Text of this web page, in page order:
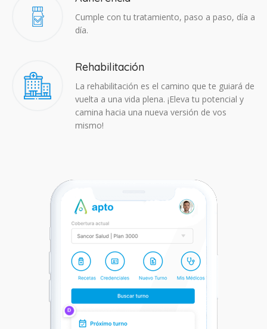
Cumple con tu tratamiento, paso a paso, día a
día.
Rehabilitación
La rehabilitación es el camino que te guiará de
vuelta a una vida plena. ¡Eleva tu potencial y
camina hacia una nueva versión de vos
mismo!